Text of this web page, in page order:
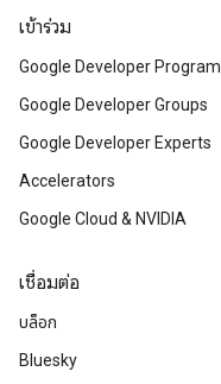
เข้าร่วม
Google Developer Program
Google Developer Groups
Google Developer Experts
Accelerators
Google Cloud & NVIDIA
เชื่อมต่อ
บล็อก
Bluesky